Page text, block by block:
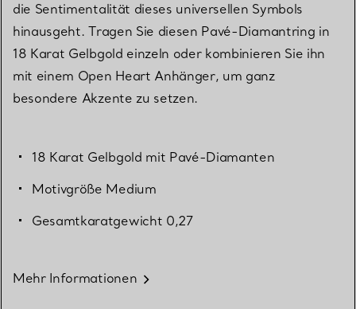
die Sentimentalität dieses universellen Symbols
hinausgeht. Tragen Sie diesen Pavé-Diamantring in
18 Karat Gelbgold einzeln oder kombinieren Sie ihn
mit einem Open Heart Anhänger, um ganz
besondere Akzente zu setzen.
18 Karat Gelbgold mit Pavé-Diamanten
Motivgröße Medium
Gesamtkaratgewicht 0,27
Mehr Informationen